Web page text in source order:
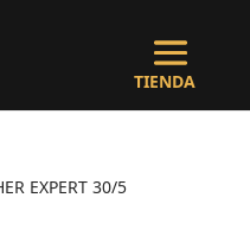
EXPERT 30/5